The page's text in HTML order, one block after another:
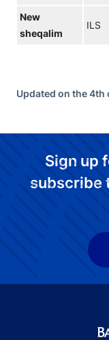
New
sheqalim
ILS
Updated on the 4th
Sign up
subscribe